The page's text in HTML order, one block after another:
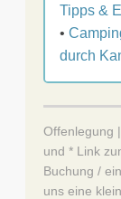
Tipps &
•
durch
Offenlegung
und * Link
Buchung /
uns eine